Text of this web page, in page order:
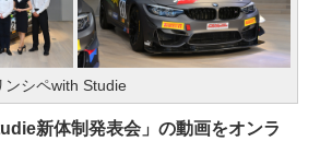
ンシペwith Studie
新体制発表会」の動画をオンラ